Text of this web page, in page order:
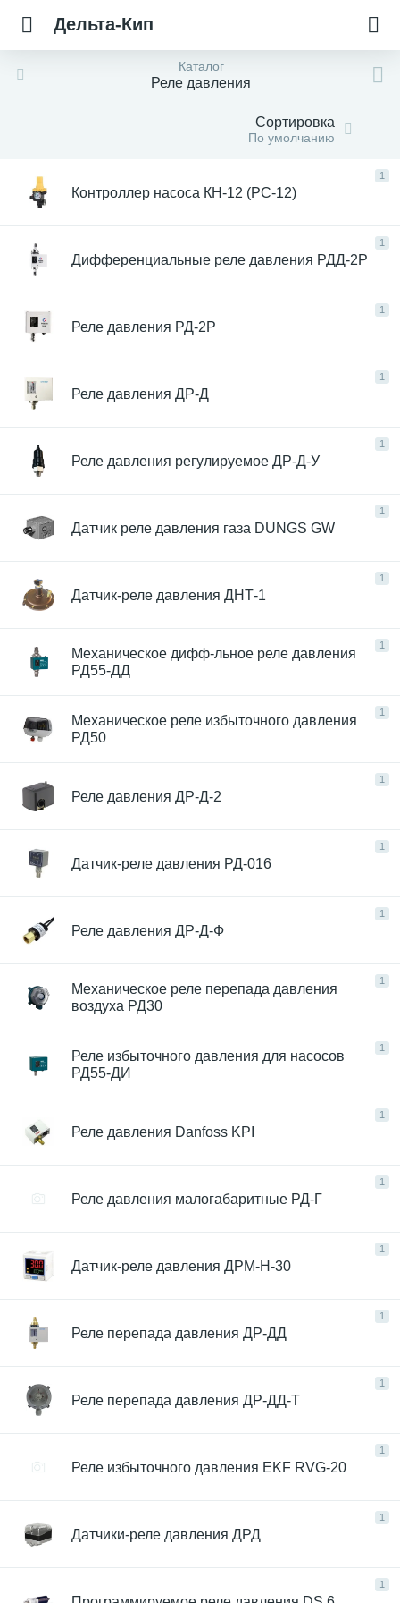
Дельта-Кип
Каталог
Реле давления
Сортировка
По умолчанию
1
Контроллер насоса КН-12 (PC-12)
1
Дифференциальные реле давления РДД-2Р
1
Реле давления РД-2Р
1
Реле давления ДР-Д
1
Реле давления регулируемое ДР-Д-У
1
Датчик реле давления газа DUNGS GW
1
Датчик-реле давления ДНТ-1
1
Механическое дифф-льное реле давления
РД55-ДД
1
Механическое реле избыточного давления
РД50
1
Реле давления ДР-Д-2
1
Датчик-реле давления РД-016
1
Реле давления ДР-Д-Ф
1
Механическое реле перепада давления
воздуха РД30
1
Реле избыточного давления для насосов
РД55-ДИ
1
Реле давления Danfoss KPI
1
Реле давления малогабаритные РД-Г
1
Датчик-реле давления ДРМ-Н-30
1
Реле перепада давления ДР-ДД
1
Реле перепада давления ДР-ДД-Т
1
Реле избыточного давления EKF RVG-20
1
Датчики-реле давления ДРД
1